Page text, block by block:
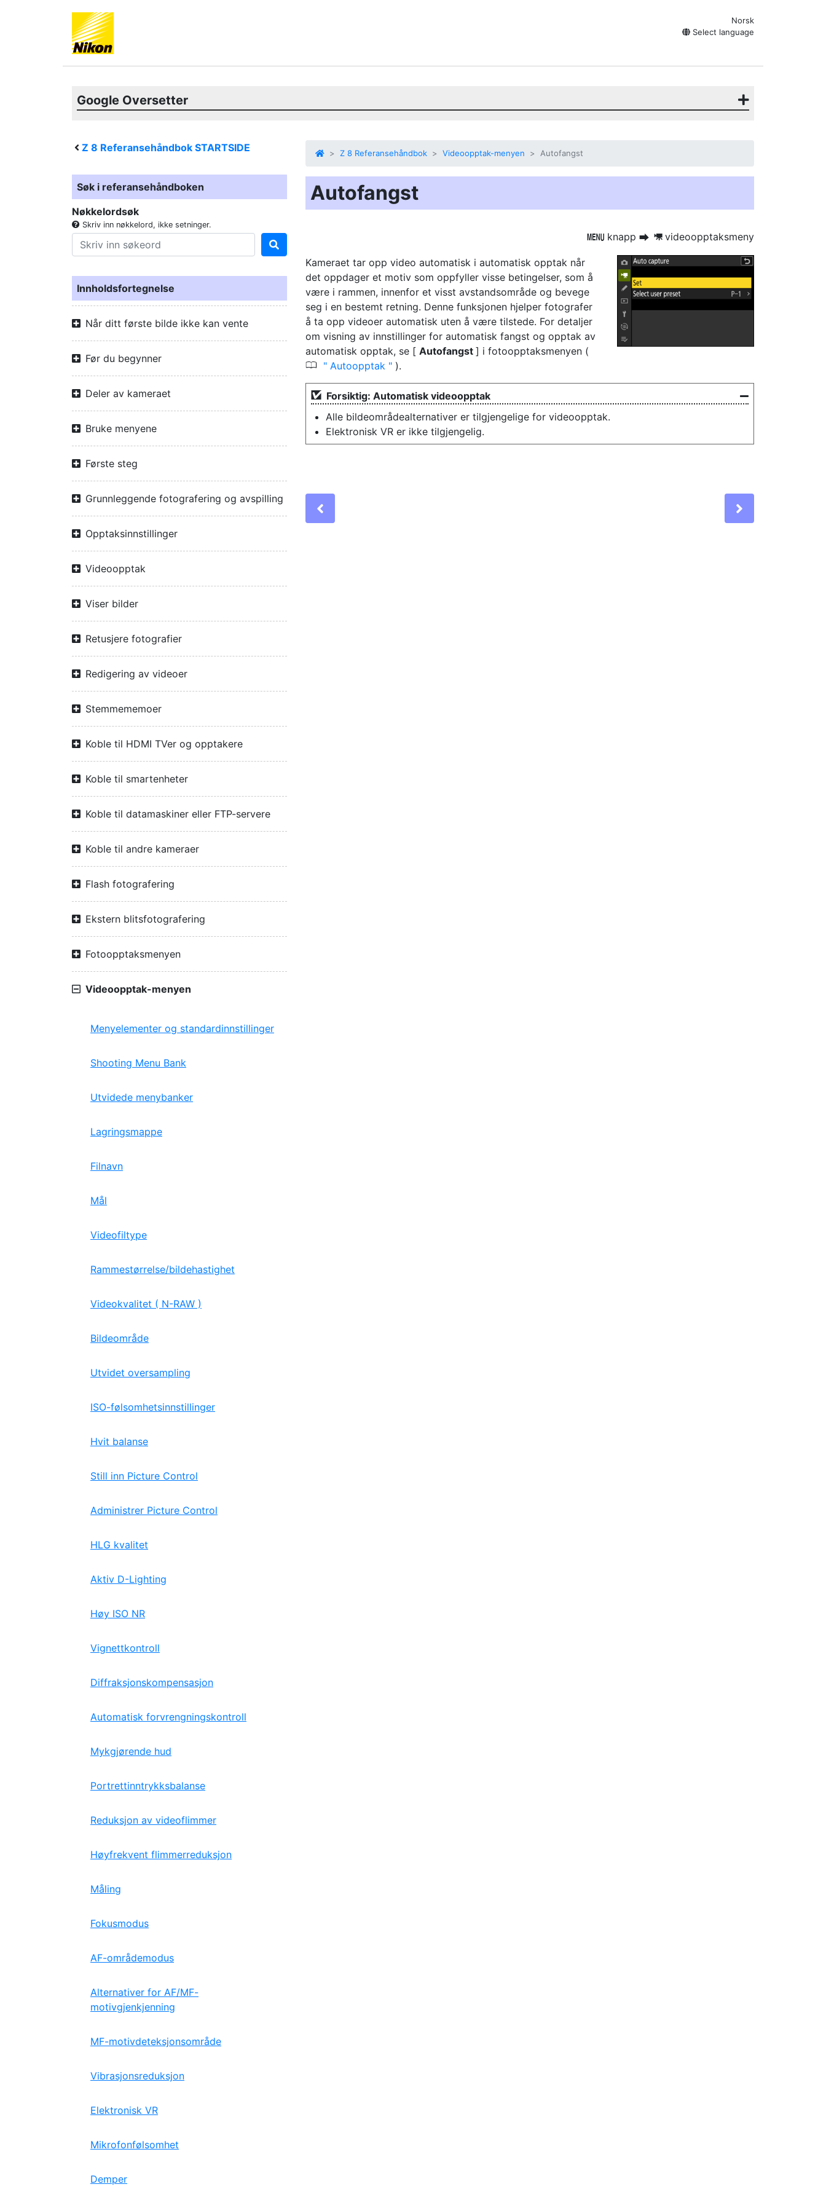
Norsk
Select language
Google Oversetter
Z 8 Referansehåndbok STARTSIDE
Søk i referansehåndboken
Nøkkelordsøk
Skriv inn nøkkelord, ikke setninger.
Innholdsfortegnelse
Når ditt første bilde ikke kan vente
Før du begynner
Deler av kameraet
Bruke menyene
Første steg
Grunnleggende fotografering og avspilling
Opptaksinnstillinger
Videoopptak
Viser bilder
Retusjere fotografier
Redigering av videoer
Stemmememoer
Koble til HDMI TVer og opptakere
Koble til smartenheter
Koble til datamaskiner eller FTP-servere
Koble til andre kameraer
Flash fotografering
Ekstern blitsfotografering
Fotoopptaksmenyen
Videoopptak-menyen
Menyelementer og standardinnstillinger
Shooting Menu Bank
Utvidede menybanker
Lagringsmappe
Filnavn
Mål
Videofiltype
Rammestørrelse/bildehastighet
Videokvalitet ( N-RAW )
Bildeområde
Utvidet oversampling
ISO-følsomhetsinnstillinger
Hvit balanse
Still inn Picture Control
Administrer Picture Control
HLG kvalitet
Aktiv D-Lighting
Høy ISO NR
Vignettkontroll
Diffraksjonskompensasjon
Automatisk forvrengningskontroll
Mykgjørende hud
Portrettinntrykksbalanse
Reduksjon av videoflimmer
Høyfrekvent flimmerreduksjon
Måling
Fokusmodus
AF-områdemodus
Alternativer for AF/MF-
motivgjenkjenning
MF-motivdeteksjonsområde
Vibrasjonsreduksjon
Elektronisk VR
Mikrofonfølsomhet
Demper
Z 8 Referansehåndbok Videoopptak-menyen Autofangst
Autofangst
G knapp U 1 videoopptaksmeny
Kameraet tar opp video automatisk i automatisk opptak når
det oppdager et motiv som oppfyller visse betingelser, som å
være i rammen, innenfor et visst avstandsområde og bevege
seg i en bestemt retning. Denne funksjonen hjelper fotografer
å ta opp videoer automatisk uten å være tilstede. For detaljer
om visning av innstillinger for automatisk fangst og opptak av
automatisk opptak, se [ Autofangst ] i fotoopptaksmenyen (
0 Autoopptak ).
Forsiktig: Automatisk videoopptak
Alle bildeområdealternativer er tilgjengelige for videoopptak.
Elektronisk VR er ikke tilgjengelig.